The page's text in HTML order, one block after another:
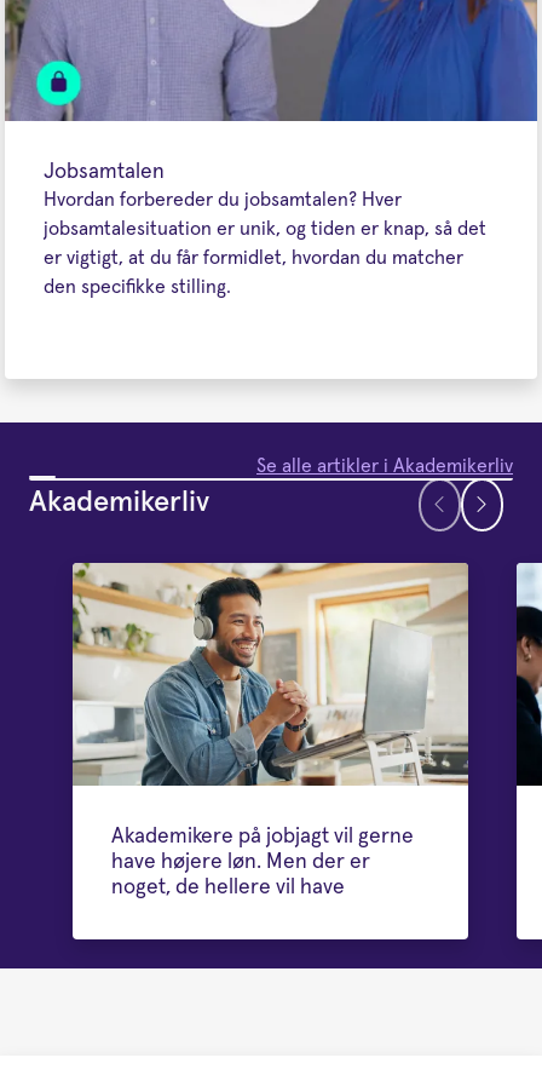
Jobsamtalen
Hvordan forbereder du jobsamtalen? Hver
jobsamtalesituation er unik, og tiden er knap, så det
er vigtigt, at du får formidlet, hvordan du matcher
den specifikke stilling.
Se alle artikler i Akademikerliv
Akademikerliv
Akademikere på jobjagt vil gerne
have højere løn. Men der er
noget, de hellere vil have